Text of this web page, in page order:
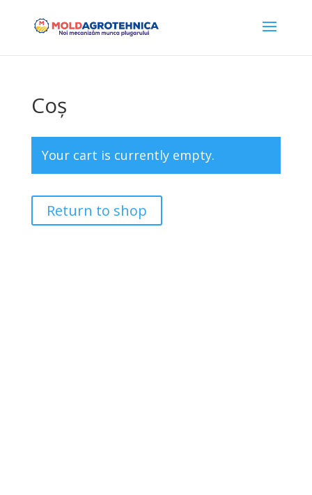
Coș
Your cart is currently empty.
Return to shop